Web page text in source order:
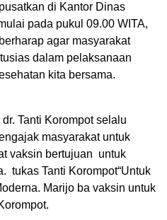
di Kantor Dinas
pada pukul 09.00 WITA,
agar masyarakat
dalam pelaksanaan
kita bersama.
Tanti Korompot selalu
masyarakat untuk
vaksin bertujuan untuk
tukas Tanti Korompot“Untuk
Marijo ba vaksin untuk